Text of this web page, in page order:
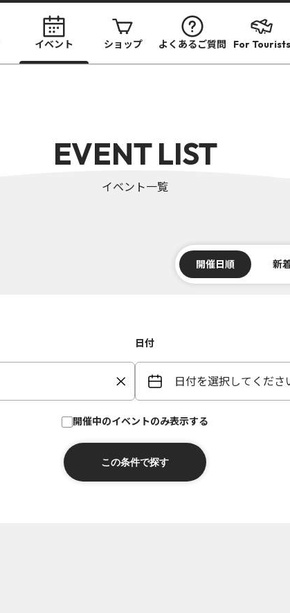
イベント ショップ よくあるご質問 For Tourists
EVENT LIST
イベント一覧
開催日順 新
日付
日付を選択してくださ
開催中のイベントのみ表示する